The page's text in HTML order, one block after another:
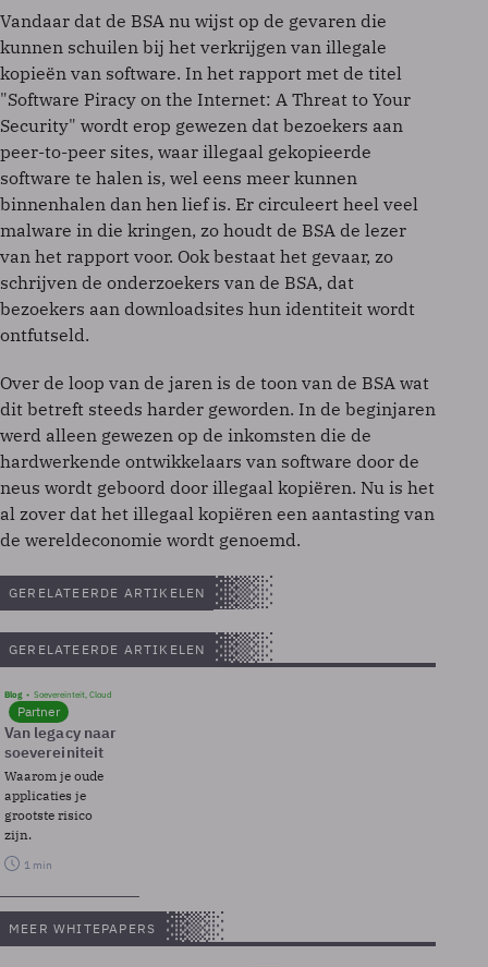
Vandaar dat de BSA nu wijst op de gevaren die
kunnen schuilen bij het verkrijgen van illegale
kopieën van software. In het rapport met de titel
"Software Piracy on the Internet: A Threat to Your
Security" wordt erop gewezen dat bezoekers aan
peer-to-peer sites, waar illegaal gekopieerde
software te halen is, wel eens meer kunnen
binnenhalen dan hen lief is. Er circuleert heel veel
malware in die kringen, zo houdt de BSA de lezer
van het rapport voor. Ook bestaat het gevaar, zo
schrijven de onderzoekers van de BSA, dat
bezoekers aan downloadsites hun identiteit wordt
ontfutseld.
Over de loop van de jaren is de toon van de BSA wat
dit betreft steeds harder geworden. In de beginjaren
werd alleen gewezen op de inkomsten die de
hardwerkende ontwikkelaars van software door de
neus wordt geboord door illegaal kopiëren. Nu is het
al zover dat het illegaal kopiëren een aantasting van
de wereldeconomie wordt genoemd.
GERELATEERDE ARTIKELEN
GERELATEERDE ARTIKELEN
Blog Soevereinteit, Cloud
Partner
Van legacy naar
soevereiniteit
Waarom je oude
applicaties je
grootste risico
zijn.
1 min
MEER WHITEPAPERS